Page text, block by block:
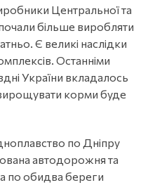
Центральної та
більше виробляти
Є великі наслідки
Останніми
України вкладалось
корми буде
по Дніпру
автодорожня та
по обидва береги